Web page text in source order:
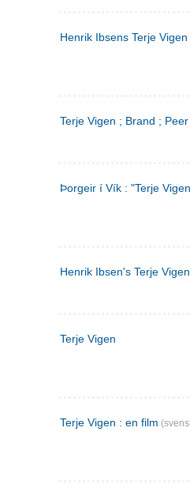
Henrik Ibsens Terje Vigen
Terje Vigen ; Brand ;
Þorgeir í Vík : "Terje
Henrik Ibsen's Terje Vigen
Terje Vigen
Terje Vigen : en film